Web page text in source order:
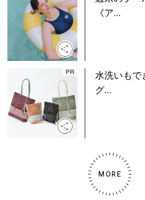
《ア...
水洗いもで
グ...
MORE